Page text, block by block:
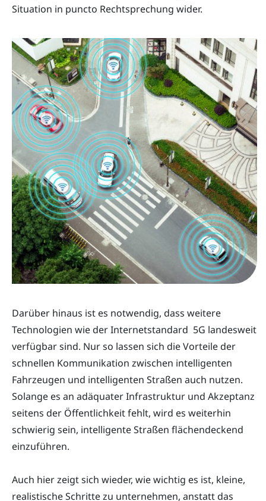
Situation in puncto Rechtsprechung wider.
Darüber hinaus ist es notwendig, dass weitere
Technologien wie der Internetstandard 5G landesweit
verfügbar sind. Nur so lassen sich die Vorteile der
schnellen Kommunikation zwischen intelligenten
Fahrzeugen und intelligenten Straßen auch nutzen.
Solange es an adäquater Infrastruktur und Akzeptanz
seitens der Öffentlichkeit fehlt, wird es weiterhin
schwierig sein, intelligente Straßen flächendeckend
einzuführen.
Auch hier zeigt sich wieder, wie wichtig es ist, kleine,
realistische Schritte zu unternehmen, anstatt das